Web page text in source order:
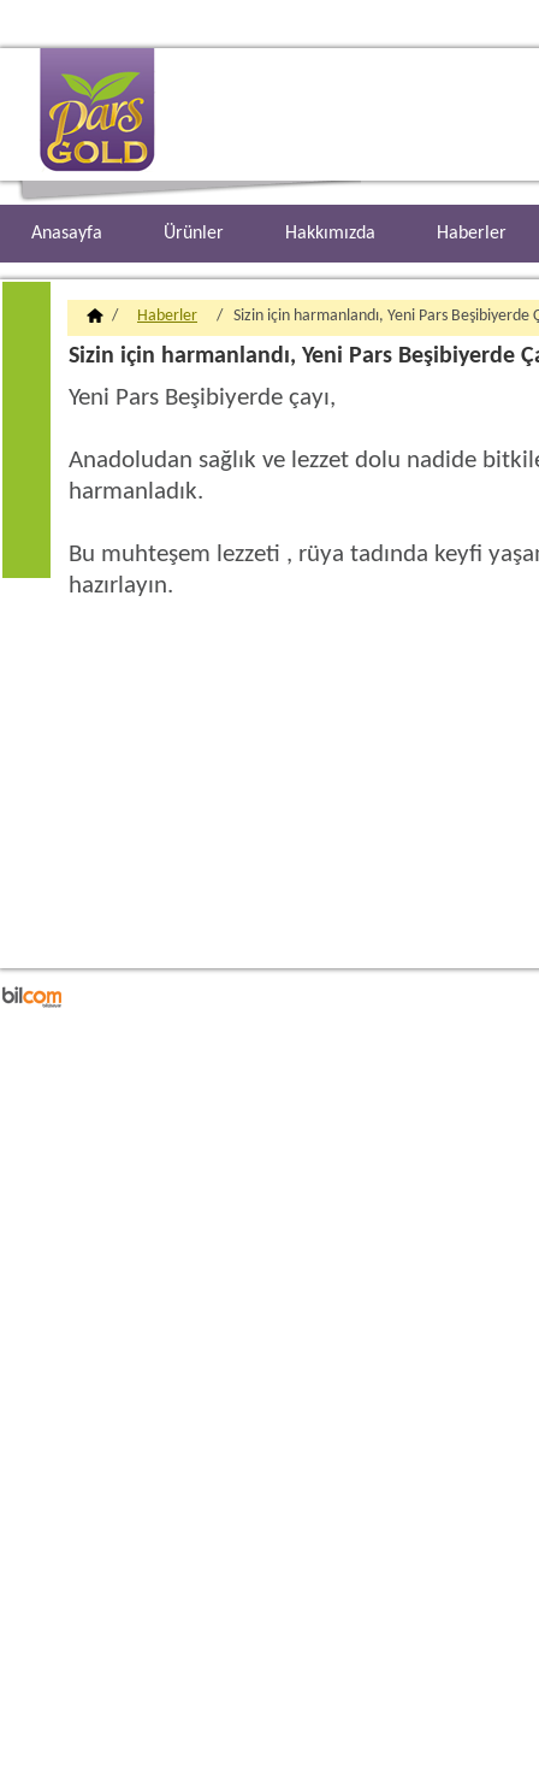
Anasayfa Ürünler Hakkımızda Haberler
/ Haberler / Sizin için harmanlandı, Yeni Pars Beşibiyerde
Sizin için harmanlandı, Yeni Pars Beşibiyerde
Yeni Pars Beşibiyerde çayı,
Anadoludan sağlık ve lezzet dolu nadide
harmanladık.
Bu muhteşem lezzeti , rüya tadında keyfi
hazırlayın.